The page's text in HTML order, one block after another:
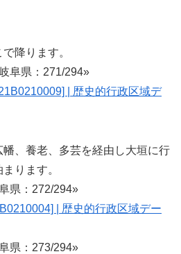
降ります。
阜県：271/294»
| 歴史的行政区域デ
幡、養老、多芸を経由し大垣に行
ります。
県：272/294»
| 歴史的行政区域デー
県：273/294»